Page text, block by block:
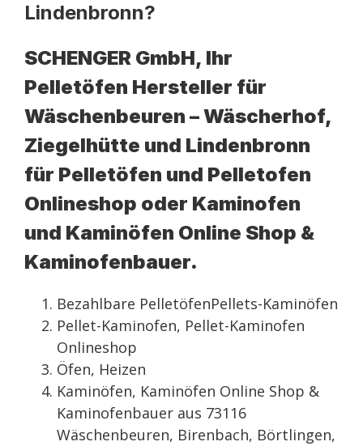
Lindenbronn?
SCHENGER GmbH, Ihr
Pelletöfen Hersteller für
Wäschenbeuren – Wäscherhof,
Ziegelhütte und Lindenbronn
für Pelletöfen und Pelletofen
Onlineshop oder Kaminofen
und Kaminöfen Online Shop &
Kaminofenbauer.
Bezahlbare PelletöfenPellets-Kaminöfen
Pellet-Kaminofen, Pellet-Kaminofen
Onlineshop
Öfen, Heizen
Kaminöfen, Kaminöfen Online Shop &
Kaminofenbauer aus 73116
Wäschenbeuren, Birenbach, Börtlingen,